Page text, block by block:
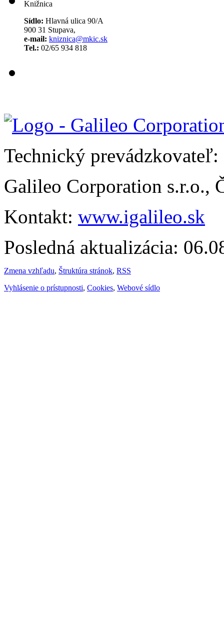
Knižnica
Sídlo: Hlavná ulica 90/A
900 31 Stupava,
e-mail: kniznica@mkic.sk
Tel.: 02/65 934 818
Technický prevádzkovateľ:
Galileo Corporation s.r.o.,
Kontakt: www.igalileo.sk
Posledná aktualizácia:
Zmena vzhľadu, Štruktúra stránok, RSS
Vyhlásenie o prístupnosti, Cookies, Webové sídlo